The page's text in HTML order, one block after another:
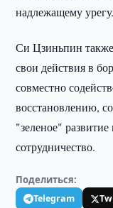
надлежащему
Си Цзиньпин
свои действия в
совместно
восстановлению,
"зеленое"
сотрудничество.
Поделиться:
Telegram